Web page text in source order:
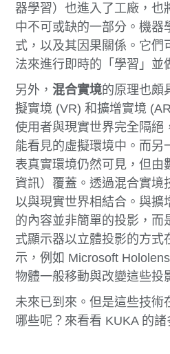
器學習）也進入了工廠，也
中不可或缺的一部分。機器
式，以及其因果關係。它們
法來進行即時的「學習」並
另外，混合實境的原理也頗
擬實境 (VR) 和擴增實境
使用者與現實世界完全隔絕
能看見的虛擬環境中。而另
表真實環境仍然可見，但由
資訊）覆蓋。透過混合實境
以與現實世界相結合。與擴
的內容並非簡單的投影，而
式顯示器以立體投影的方式
示，例如 Microsoft
物體一般移動與改變這些投
未來已到來。但是這些技術
哪些呢？來看看 KUKA 的諸